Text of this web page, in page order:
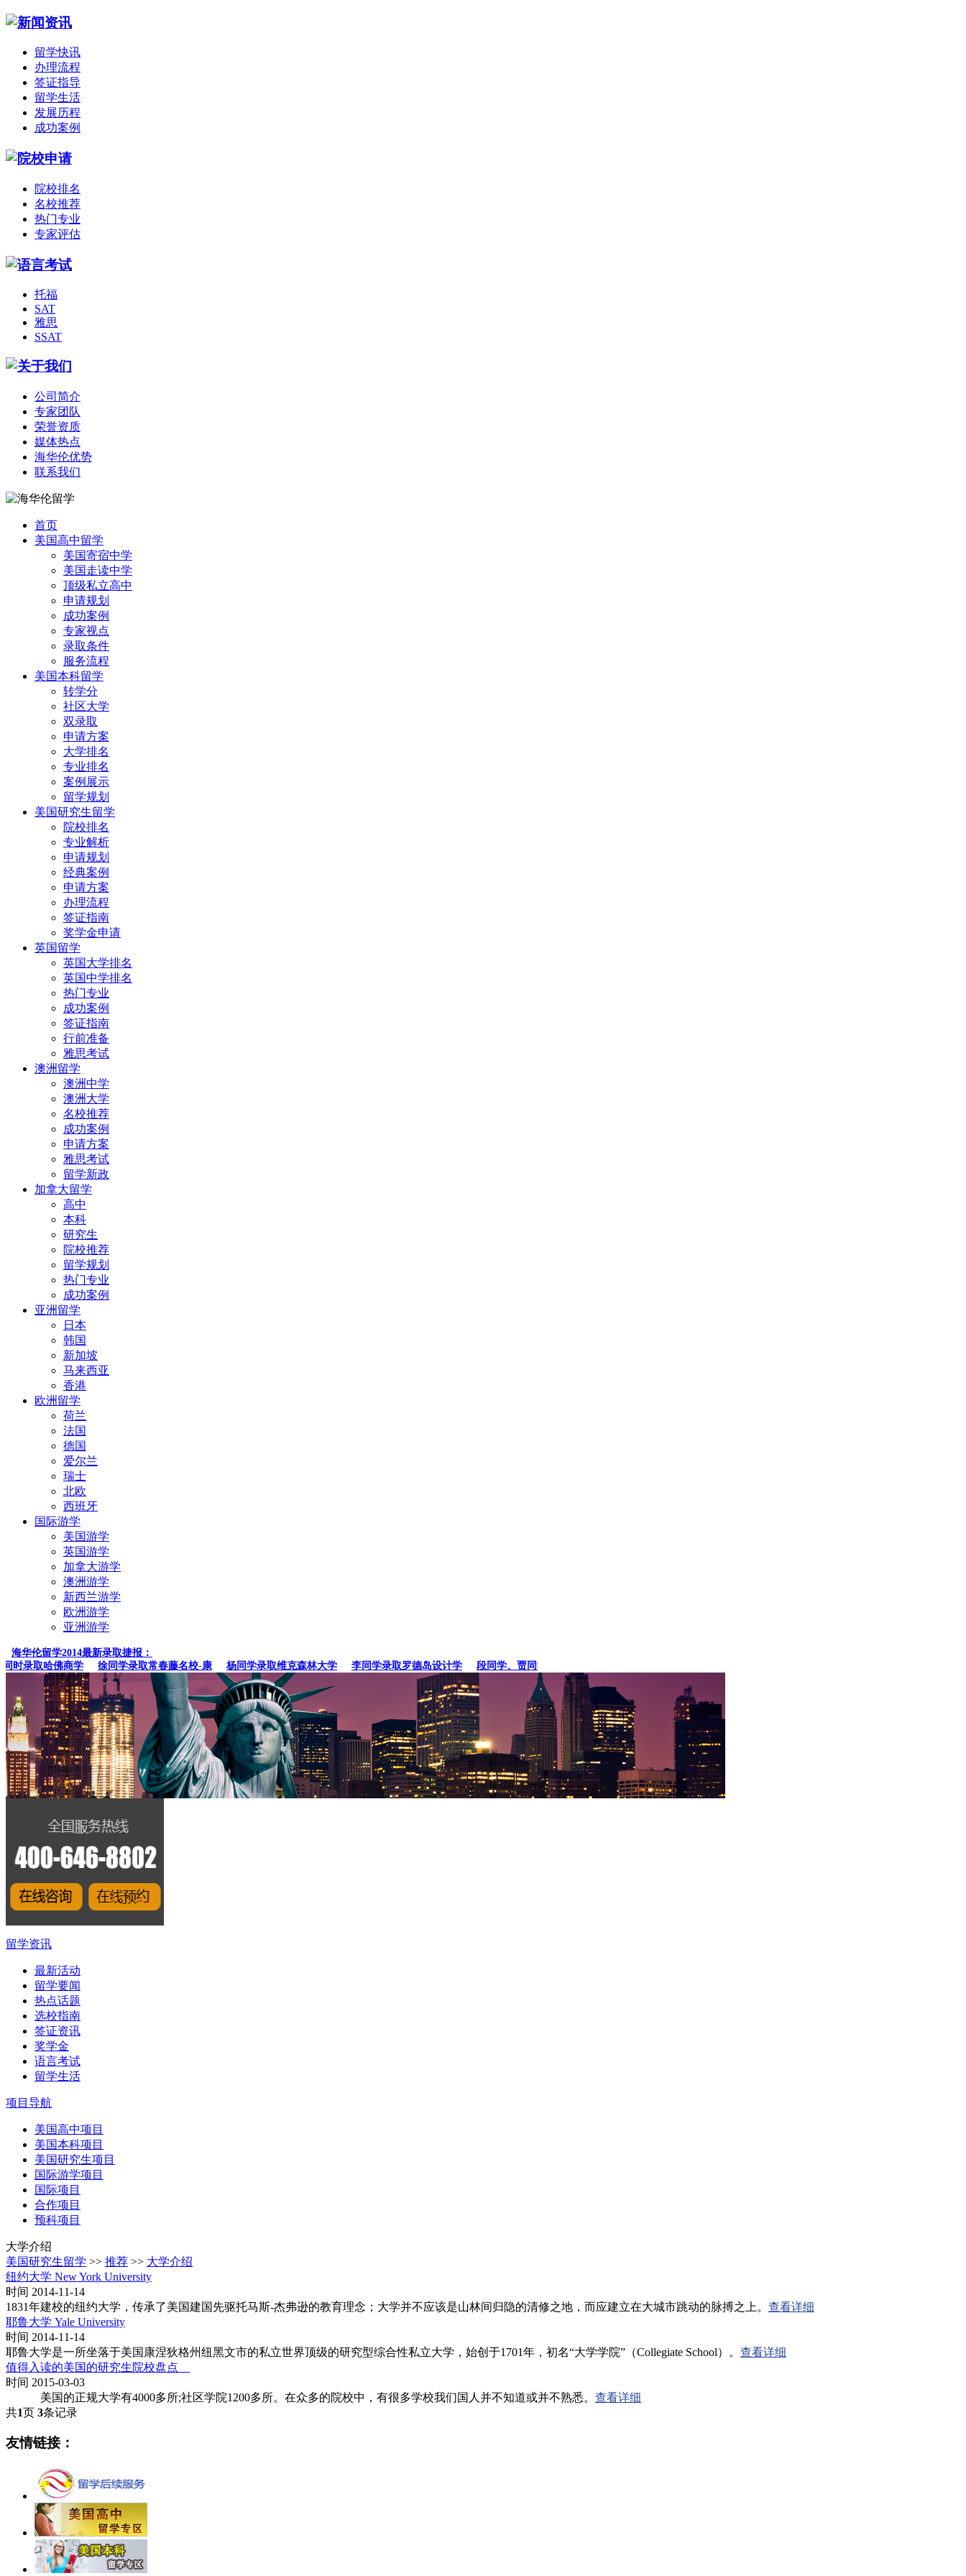
留学快讯
办理流程
签证指导
留学生活
发展历程
成功案例
院校排名
名校推荐
热门专业
专家评估
托福
SAT
雅思
SSAT
公司简介
专家团队
荣誉资质
媒体热点
海华伦优势
联系我们
首页
美国高中留学
美国寄宿中学
美国走读中学
顶级私立高中
申请规划
成功案例
专家视点
录取条件
服务流程
美国本科留学
转学分
社区大学
双录取
申请方案
大学排名
专业排名
案例展示
留学规划
美国研究生留学
院校排名
专业解析
申请规划
经典案例
申请方案
办理流程
签证指南
奖学金申请
英国留学
英国大学排名
英国中学排名
热门专业
成功案例
签证指南
行前准备
雅思考试
澳洲留学
澳洲中学
澳洲大学
名校推荐
成功案例
申请方案
雅思考试
留学新政
加拿大留学
高中
本科
研究生
院校推荐
留学规划
热门专业
成功案例
亚洲留学
日本
韩国
新加坡
马来西亚
香港
欧洲留学
荷兰
法国
德国
爱尔兰
瑞士
北欧
西班牙
国际游学
美国游学
英国游学
加拿大游学
澳洲游学
新西兰游学
欧洲游学
亚洲游学
海华伦留学2014最新录取捷报：
录取哈佛商学
徐同学录取常春藤名校-康 杨同学录取维克森林大学 李同学录取罗德岛设计学 段同学、贾同学录取纽约
留学资讯
最新活动
留学要闻
热点话题
选校指南
签证资讯
奖学金
语言考试
留学生活
项目导航
美国高中项目
美国本科项目
美国研究生项目
国际游学项目
国际项目
合作项目
预科项目
大学介绍
美国研究生留学 >> 推荐 >> 大学介绍
纽约大学 New York University
时间 2014-11-14
1831年建校的纽约大学，传承了美国建国先驱托马斯-杰弗逊的教育理念；大学并不应该是山林间归隐的清修之地，而应建立在大城市跳动的脉搏之上。 查看详细
耶鲁大学 Yale University
时间 2014-11-14
耶鲁大学是一所坐落于美国康涅狄格州纽黑文市的私立世界顶级的研究型综合性私立大学，始创于1701年，初名“大学学院”（Collegiate School）。 查看详细
值得入读的美国的研究生院校盘点
时间 2015-03-03
美国的正规大学有4000多所;社区学院1200多所。在众多的院校中，有很多学校我们国人并不知道或并不熟悉。 查看详细
共1页 3条记录
友情链接：